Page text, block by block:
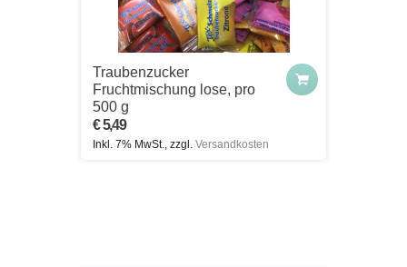
Traubenzucker
Fruchtmischung lose, pro
500 g
€ 5,49
Inkl. 7% MwSt., zzgl. Versandkosten